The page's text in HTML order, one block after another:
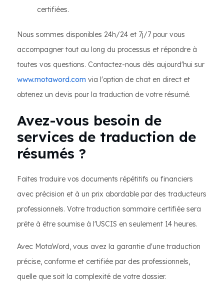
certifiées.
Nous sommes disponibles 24h/24 et 7j/7 pour vous
accompagner tout au long du processus et répondre à
toutes vos questions. Contactez-nous dès aujourd'hui sur
www.motaword.com via l'option de chat en direct et
obtenez un devis pour la traduction de votre résumé.
Avez-vous besoin de
services de traduction de
résumés ?
Faites traduire vos documents répétitifs ou financiers
avec précision et à un prix abordable par des traducteurs
professionnels. Votre traduction sommaire certifiée sera
prête à être soumise à l'USCIS en seulement 14 heures.
Avec MotaWord, vous avez la garantie d'une traduction
précise, conforme et certifiée par des professionnels,
quelle que soit la complexité de votre dossier.